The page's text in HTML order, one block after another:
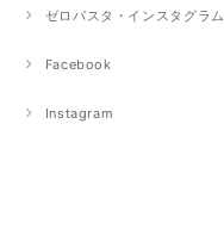
ゼロパスタ・インスタグラム
Facebook
Instagram